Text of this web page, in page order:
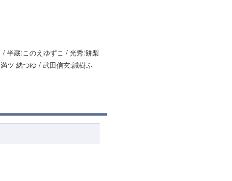
半蔵:このえゆずこ / 光秀:餅梨
ツ 緒つゆ / 武田信玄:誠樹ふ